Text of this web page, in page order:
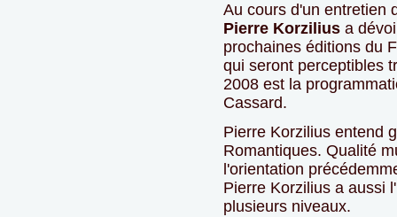
Au cours d'un entretien
Pierre Korzilius a
prochaines éditions du
qui seront perceptibles
2008 est la
Cassard.
Pierre Korzilius entend
Romantiques. Qualité
l'orientation
Pierre Korzilius a aussi
plusieurs niveaux.